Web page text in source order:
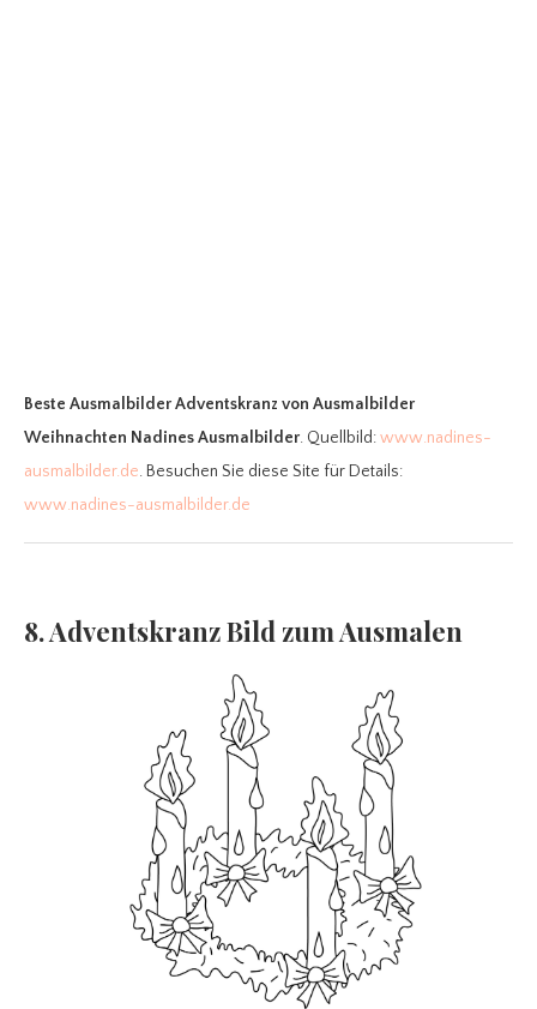
Beste Ausmalbilder Adventskranz von Ausmalbilder
Weihnachten Nadines Ausmalbilder. Quellbild:www.nadines-
ausmalbilder.de. Besuchen Sie diese Site für Details:
www.nadines-ausmalbilder.de
8. Adventskranz Bild zum Ausmalen